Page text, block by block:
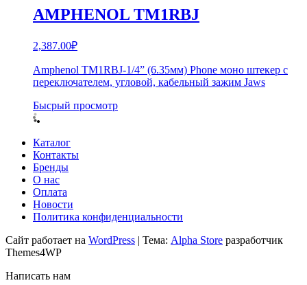
AMPHENOL TM1RBJ
2,387.00₽
Amphenol TM1RBJ-1/4” (6.35мм) Phone моно штекер с
переключателем, угловой, кабельный зажим Jaws
Бысрый просмотр
Каталог
Контакты
Бренды
О нас
Оплата
Новости
Политика конфиденциальности
Сайт работает на WordPress | Тема: Alpha Store разработчик
Themes4WP
Написать нам